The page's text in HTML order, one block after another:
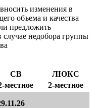
изменения в
объема и качества
предложить
случае недобора группы
СВ
ЛЮКС
местное 2-местное